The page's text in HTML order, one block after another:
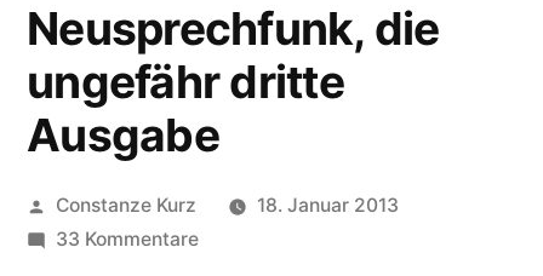
Neusprechfunk, die
ungefähr dritte
Ausgabe
Veröffentlicht
von
Constanze Kurz
18. Januar 2013
33 Kommentarezu